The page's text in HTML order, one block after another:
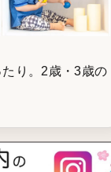
り。2歳・3歳の